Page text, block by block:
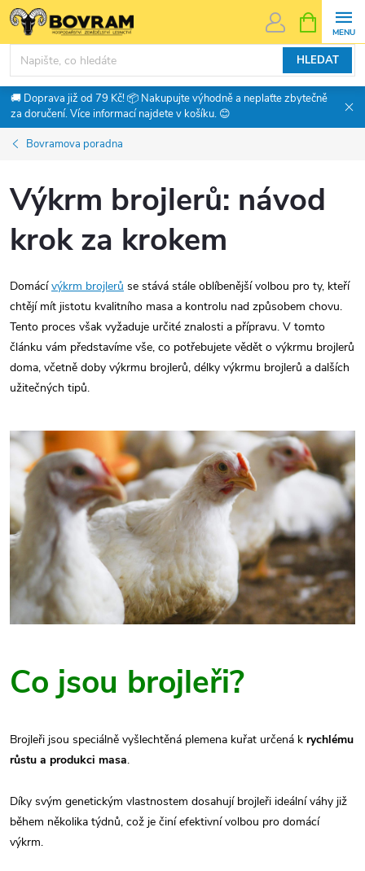
Přejít
obsah
HLEDAT
NÁKUPNÍ
KOŠÍK
🚚 Doprava již od 79 Kč! 📦 Nakupujte výhodně a neplaťte zbytečně
za doručení. Více informací najdete v košíku. 😊
Bovramova poradna
Výkrm brojlerů: návod
krok za krokem
Domácívýkrm brojlerů se stává stále oblíbenější volbou pro ty, kteří
chtějí mít jistotu kvalitního masa a kontrolu nad způsobem chovu.
Tento proces však vyžaduje určité znalosti a přípravu. V tomto
článku vám představíme vše, co potřebujete vědět o výkrmu brojlerů
doma, včetně doby výkrmu brojlerů, délky výkrmu brojlerů a dalších
užitečných tipů.
Co jsou brojleři?
Brojleři jsou speciálně vyšlechtěná plemena kuřat určená k rychlému
růstu a produkci masa.
Díky svým genetickým vlastnostem dosahují brojleři ideální váhy již
během několika týdnů, což je činí efektivní volbou pro domácí
výkrm.